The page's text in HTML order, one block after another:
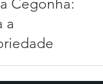
Cegonha:
a